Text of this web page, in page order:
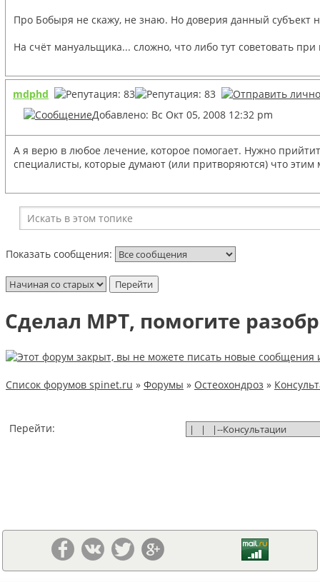
Про Бобыря не скажу, не знаю. Но доверия данный
На счёт мануальщика... сложно, что либо тут советовать
mdphd
Добавлено: Вс Окт 05, 2008 12:32 pm
А я верю в любое лечение, которое помогает. Нужно
специалисты, которые думают (или притворяются) что
Показать сообщения:
Сделал МРТ, помогите
Список форумов spinet.ru » Форумы » Остеохондроз »
Перейти: